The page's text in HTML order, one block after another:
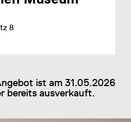
8
ist am 31.05.2026
bereits ausverkauft.